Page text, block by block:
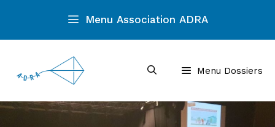
contenu
Menu Association ADRA
Menu Dossiers